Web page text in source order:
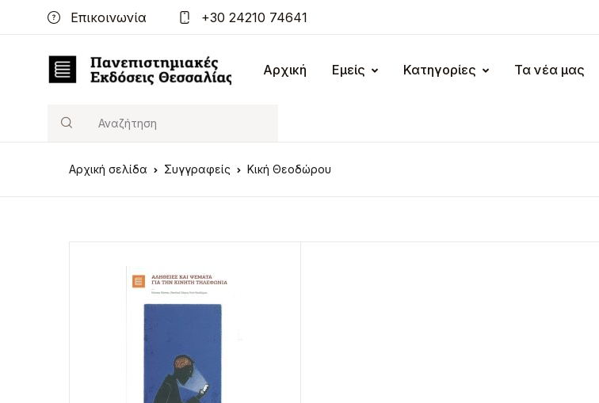
Επικοινωνία +30 24210 74641
Αρχική Εμείς Κατηγορίες Τα νέα μας
Search
Αρχική σελίδα Συγγραφείς Κική Θεοδώρου